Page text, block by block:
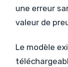
une erreur
valeur de
Le modèle